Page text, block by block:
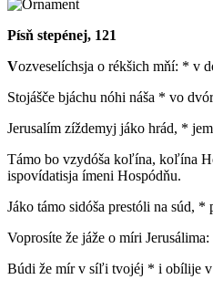
Písň stepénej, 121
Vozveselíchsja o rékšich mňí: * v
Stojášče bjáchu nóhi náša * vo
Jerusalím zíždemyj jáko hrád, *
Támo bo vzydóša koľína, koľína
ispovídatisja ímeni Hospódňu.
Jáko támo sidóša prestóli na súd,
Voprosíte že jáže o míri
Búdi že mír v síľi tvojéj * i obílije